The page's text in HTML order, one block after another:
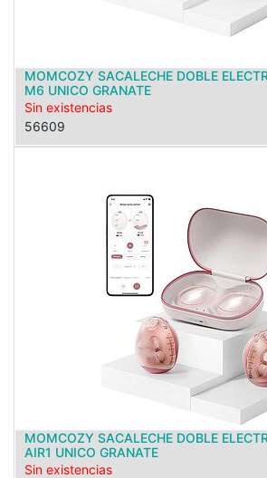
MOMCOZY SACALECHE DOBLE
M6 UNICO GRANATE
Sin existencias
56609
MOMCOZY SACALECHE DOBLE
AIR1 UNICO GRANATE
Sin existencias